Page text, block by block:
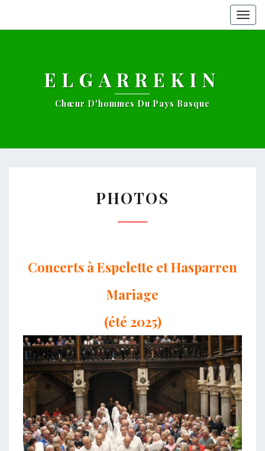
ELGARREKIN
Chœur D'hommes Du Pays Basque
PHOTOS
Concerts à Espelette et Hasparren
Mariage
(été 2025)